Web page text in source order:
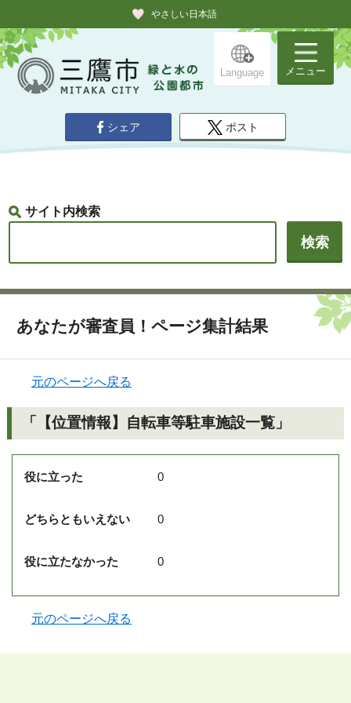
やさしい日本語
Language メニュー
シェア ポスト
サイト内検索
あなたが審査員！ページ集計結果
元のページへ戻る
「【位置情報】自転車等駐車施設一覧」
役に立った 0
どちらともいえない 0
役に立たなかった 0
元のページへ戻る